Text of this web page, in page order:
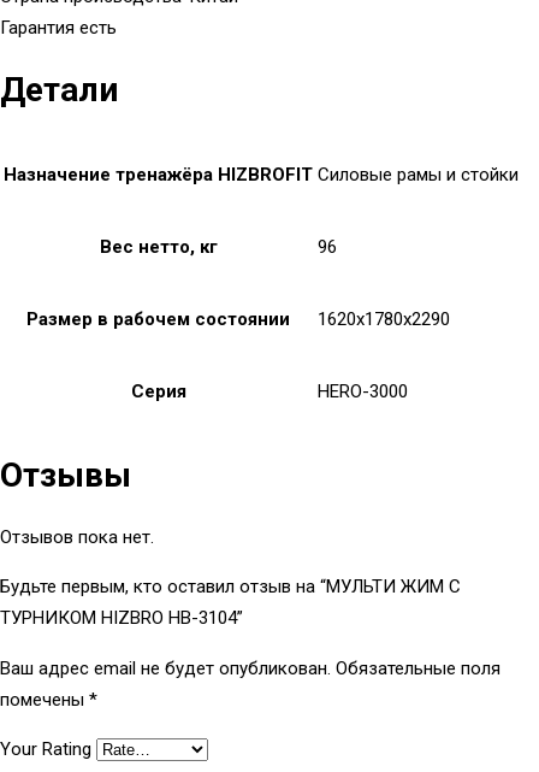
Гарантия есть
Детали
Назначение тренажёра HIZBROFIT Силовые рамы и стойки
Вес нетто, кг 96
Размер в рабочем состоянии 1620x1780x2290
Серия HERO-3000
Отзывы
Отзывов пока нет.
Будьте первым, кто оставил отзыв на “МУЛЬТИ ЖИМ С
ТУРНИКОМ HIZBRO HB-3104”
Ваш адрес email не будет опубликован. Обязательные поля
помечены *
Your Rating